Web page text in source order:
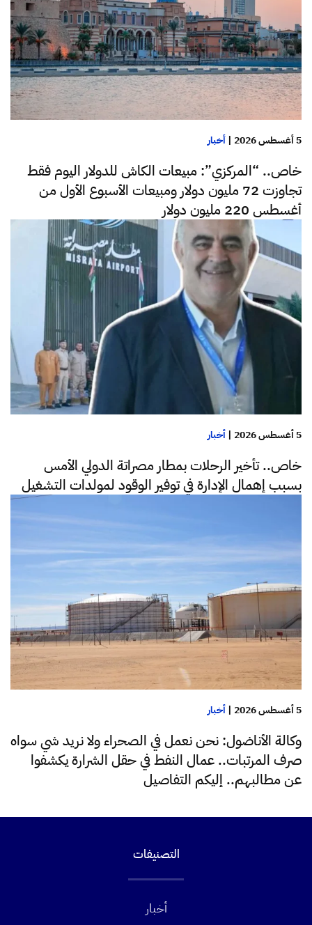
5 أغسطس 2026 | أخبار
خاص.. “المركزي”: مبيعات الكاش للدولار اليوم فقط
تجاوزت 72 مليون دولار ومبيعات الأسبوع الأول من
أغسطس 220 مليون دولار
5 أغسطس 2026 | أخبار
خاص.. تأخير الرحلات بمطار مصراتة الدولي الأمس
بسبب إهمال الإدارة في توفير الوقود لمولدات التشغيل
5 أغسطس 2026 | أخبار
وكالة الأناضول: نحن نعمل في الصحراء ولا نريد شي سواه
صرف المرتبات.. عمال النفط في حقل الشرارة يكشفوا
عن مطالبهم.. إليكم التفاصيل
التصنيفات
أخبار